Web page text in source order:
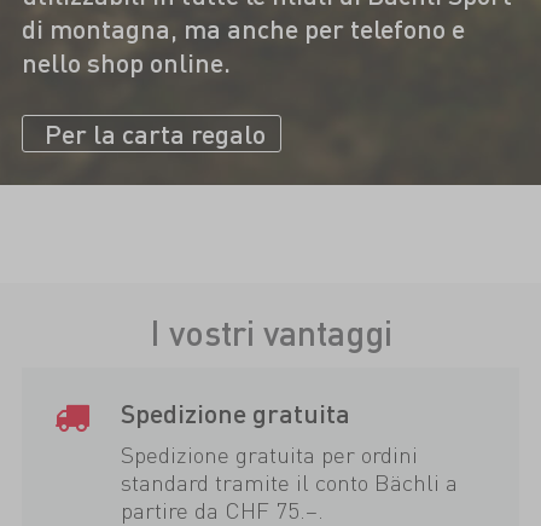
di montagna, ma anche per telefono e
nello shop online.
Per la carta regalo
I vostri vantaggi
Spedizione gratuita
Spedizione gratuita per ordini
standard tramite il conto Bächli a
partire da CHF 75.–.